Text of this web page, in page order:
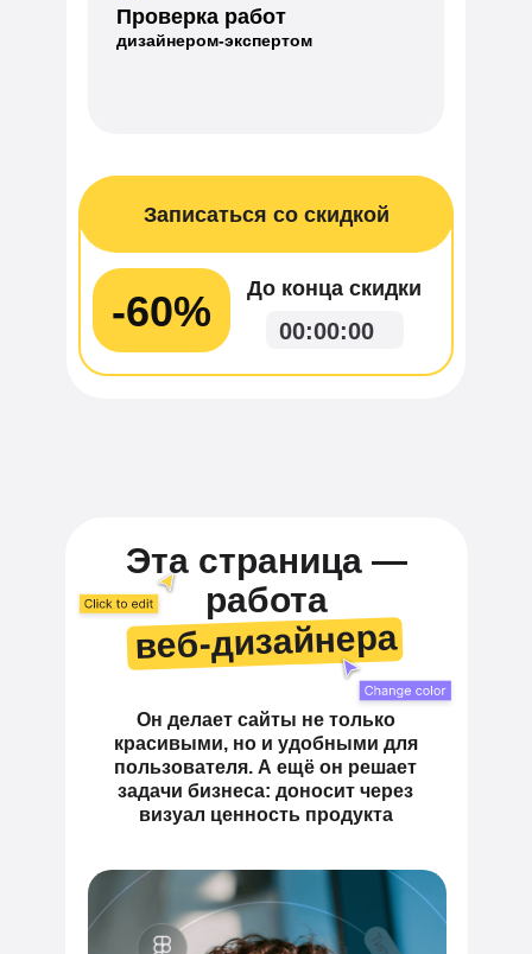
-60% 00:00:00
До конца скидки
Записаться со скидкой
Проверка работ
дизайнером-экспертом
Он делает сайты не только
красивыми, но и удобными для
пользователя. А ещё он решает
задачи бизнеса: доносит через
визуал ценность продукта
Эта страница —
работа
веб-дизайнера
веб-дизайнера